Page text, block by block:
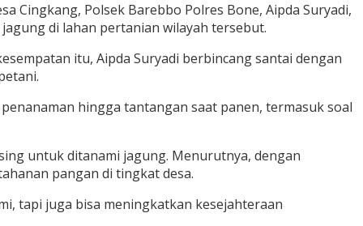
Cingkang, Polsek Barebbo Polres Bone, Aipda Suryadi,
di lahan pertanian wilayah tersebut.
itu, Aipda Suryadi berbincang santai dengan
hingga tantangan saat panen, termasuk soal
untuk ditanami jagung. Menurutnya, dengan
pangan di tingkat desa.
tapi juga bisa meningkatkan kesejahteraan